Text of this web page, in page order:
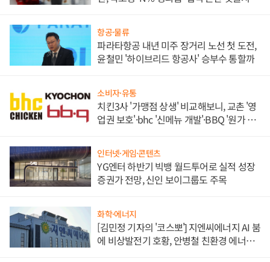
항공·물류
파라타항공 내년 미주 장거리 노선 첫 도전,
윤철민 '하이브리드 항공사' 승부수 통할까
소비자·유통
치킨3사 '가맹점 상생' 비교해보니, 교촌 '영
업권 보호'·bhc '신메뉴 개발'·BBQ '원가 부
인터넷·게임·콘텐츠
YG엔터 하반기 빅뱅 월드투어로 실적 성장
증권가 전망, 신인 보이그룹도 주목
화학·에너지
[김민정 기자의 '코스뽀'] 지엔씨에너지 AI 붐
에 비상발전기 호황, 안병철 친환경 에너지